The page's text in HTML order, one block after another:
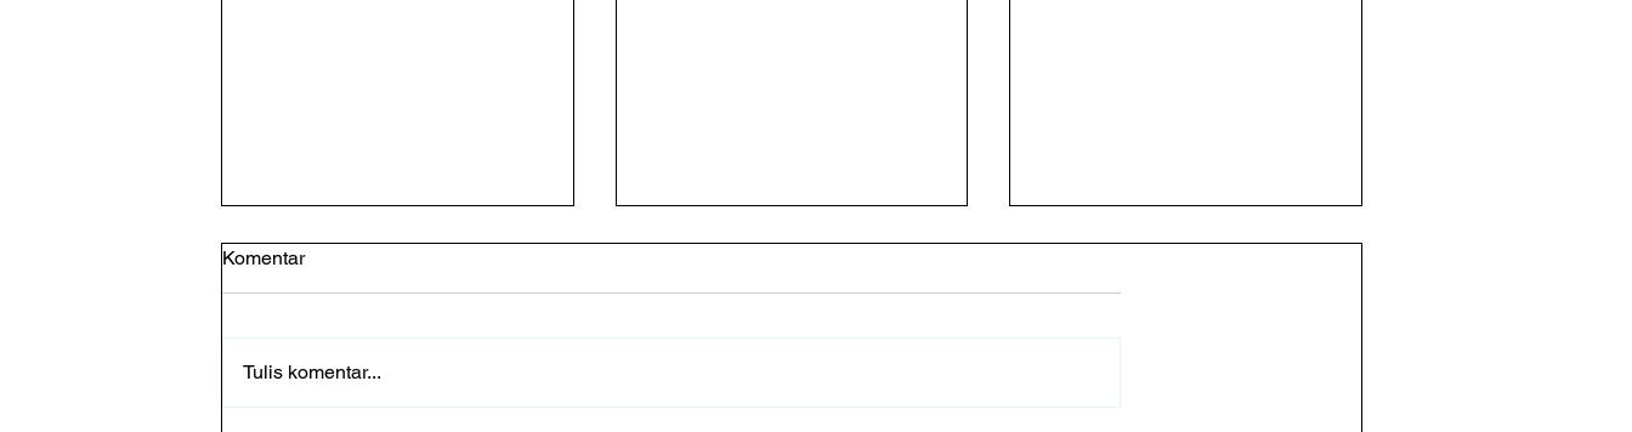
Komentar
Tulis komentar...